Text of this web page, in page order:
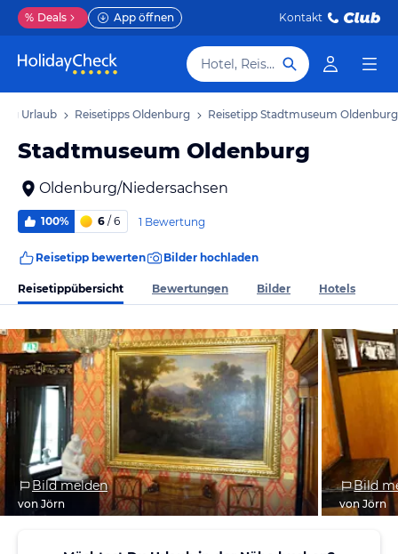
% Deals App öffnen Kontakt
Hotel, Reiseziel
Urlaub Reisetipps Oldenburg Reisetipp Stadtmuseum Oldenburg
Stadtmuseum Oldenburg
Oldenburg/Niedersachsen
100% 6 / 6 1 Bewertung
Reisetipp bewerten Bilder hochladen
Reisetippübersicht Bewertungen Bilder Hotels
Bild melden
von Jörn
Bild
von Jörn